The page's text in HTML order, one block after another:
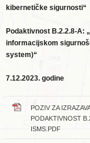
kibernetičke sigurnosti“
Podaktivnost B.2.2.8-A:
informacijskom
system)“
7.12.2023. godine
POZIV ZA
PODAKTIVNOST
ISMS.PDF